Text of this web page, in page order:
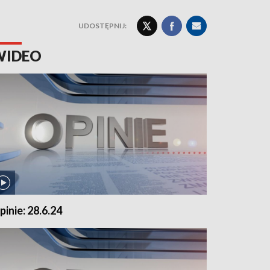
UDOSTĘPNIJ:
28.6.24